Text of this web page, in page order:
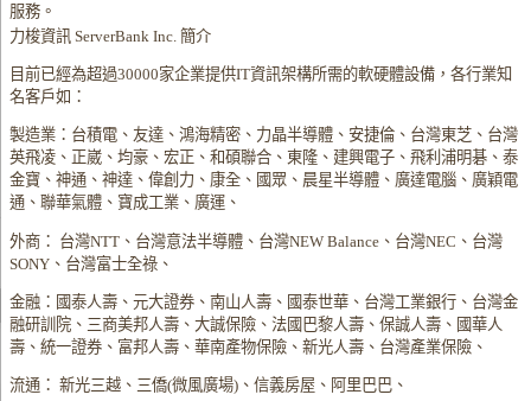
服務。
力梭資訊 ServerBank Inc. 簡介
目前已經為超過30000家企業提供IT資訊架構所需的軟硬體設備，各行業知
名客戶如：
製造業：台積電、友達、鴻海精密、力晶半導體、安捷倫、台灣東芝、台灣
英飛凌、正崴、均豪、宏正、和碩聯合、東隆、建興電子、飛利浦明碁、泰
金寶、神通、神達、偉創力、康全、國眾、晨星半導體、廣達電腦、廣穎電
通、聯華氣體、寶成工業、廣運、
外商： 台灣NTT、台灣意法半導體、台灣NEW Balance、台灣NEC、台灣
SONY、台灣富士全祿、
金融：國泰人壽、元大證券、南山人壽、國泰世華、台灣工業銀行、台灣金
融研訓院、三商美邦人壽、大誠保險、法國巴黎人壽、保誠人壽、國華人
壽、統一證券、富邦人壽、華南產物保險、新光人壽、台灣產業保險、
流通： 新光三越、三僑(微風廣場)、信義房屋、阿里巴巴、